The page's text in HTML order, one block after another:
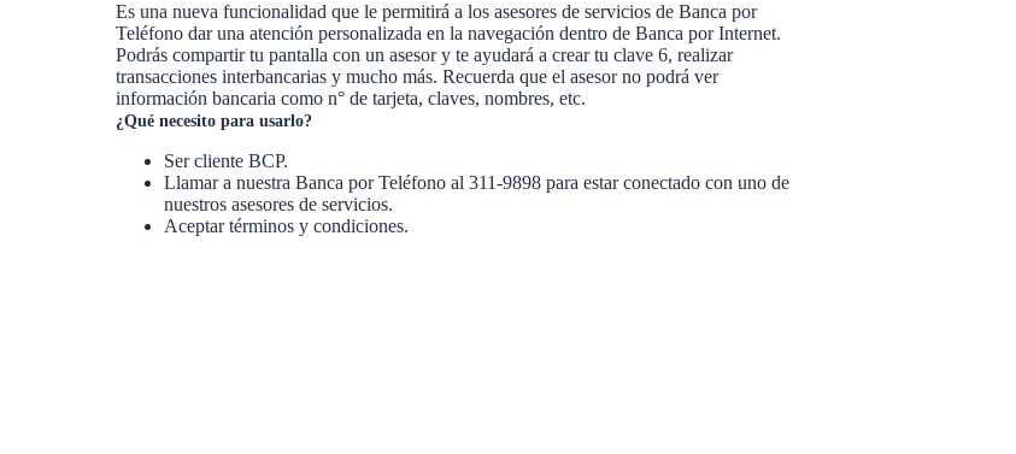
Es una nueva funcionalidad que le permitirá a los asesores de servicios de Banca por
Teléfono dar una atención personalizada en la navegación dentro de Banca por Internet.
Podrás compartir tu pantalla con un asesor y te ayudará a crear tu clave 6, realizar
transacciones interbancarias y mucho más. Recuerda que el asesor no podrá ver
información bancaria como n° de tarjeta, claves, nombres, etc.
¿Qué necesito para usarlo?
Ser cliente BCP.
Llamar a nuestra Banca por Teléfono al 311-9898 para estar conectado con uno de
nuestros asesores de servicios.
Aceptar términos y condiciones.